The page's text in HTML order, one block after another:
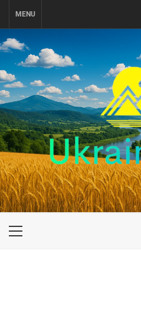
MENU
UKRAINE-IS
ПОДОРОЖI ПО УКРАЇНІ
Primary